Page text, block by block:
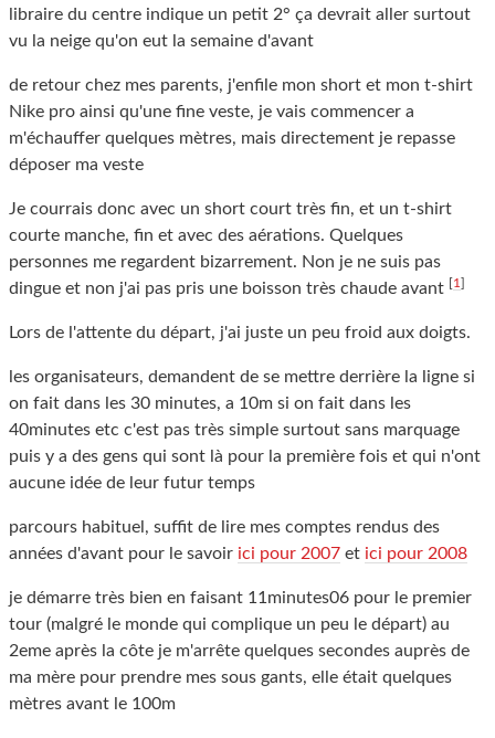
libraire du centre indique un petit 2° ça devrait aller surtout
vu la neige qu'on eut la semaine d'avant
de retour chez mes parents, j'enfile mon short et mon t-shirt
Nike pro ainsi qu'une fine veste, je vais commencer a
m'échauffer quelques mètres, mais directement je repasse
déposer ma veste
Je courrais donc avec un short court très fin, et un t-shirt
courte manche, fin et avec des aérations. Quelques
personnes me regardent bizarrement. Non je ne suis pas
dingue et non j'ai pas pris une boisson très chaude avant [1]
Lors de l'attente du départ, j'ai juste un peu froid aux doigts.
les organisateurs, demandent de se mettre derrière la ligne si
on fait dans les 30 minutes, a 10m si on fait dans les
40minutes etc c'est pas très simple surtout sans marquage
puis y a des gens qui sont là pour la première fois et qui n'ont
aucune idée de leur futur temps
parcours habituel, suffit de lire mes comptes rendus des
années d'avant pour le savoir ici pour 2007 et ici pour 2008
je démarre très bien en faisant 11minutes06 pour le premier
tour (malgré le monde qui complique un peu le départ) au
2eme après la côte je m'arrête quelques secondes auprès de
ma mère pour prendre mes sous gants, elle était quelques
mètres avant le 100m